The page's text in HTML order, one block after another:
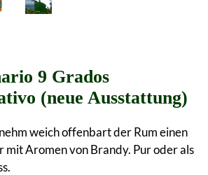
9 Grados
(neue Ausstattung)
weich offenbart der Rum einen
Aromen von Brandy. Pur oder als